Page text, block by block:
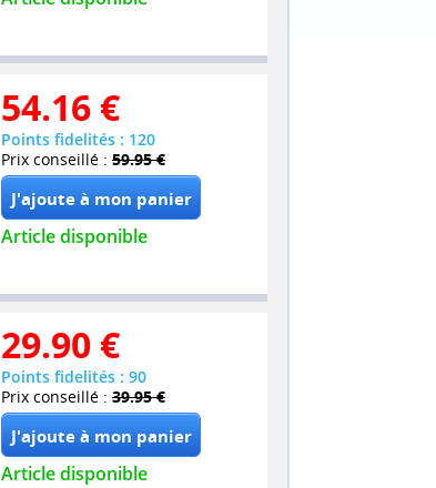
54.16 €
Points fidelités : 120
Prix conseillé : 59.95 €
Article disponible
29.90 €
Points fidelités : 90
Prix conseillé : 39.95 €
Article disponible